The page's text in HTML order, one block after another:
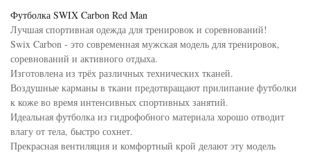
Футболка SWIX Carbon Red Man
Лучшая спортивная одежда для тренировок и соревнований!
Swix Carbon - это современная мужская модель для тренировок,
соревнований и активного отдыха.
Изготовлена из трёх различных технических тканей.
Воздушные карманы в ткани предотвращают прилипание футболки
к коже во время интенсивных спортивных занятий.
Идеальная футболка из гидрофобного материала хорошо отводит
влагу от тела, быстро сохнет.
Прекрасная вентиляция и комфортный крой делают эту модель